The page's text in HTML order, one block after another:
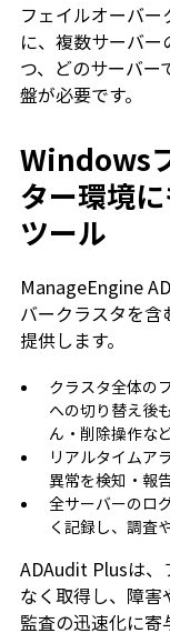
フェイルオーバ
に、複数サーバ
つ、どのサーバー
盤が必要です。
Windows
ター環境
ツール
ManageEngine
バークラスタを含
提供します。
クラスタ全体の
への切り替え後
ん・削除操作な
リアルタイムア
異常を検知・報
全サーバーのロ
く記録し、調査
ADAudit Plusは、
なく取得し、障
監査の迅速化に寄